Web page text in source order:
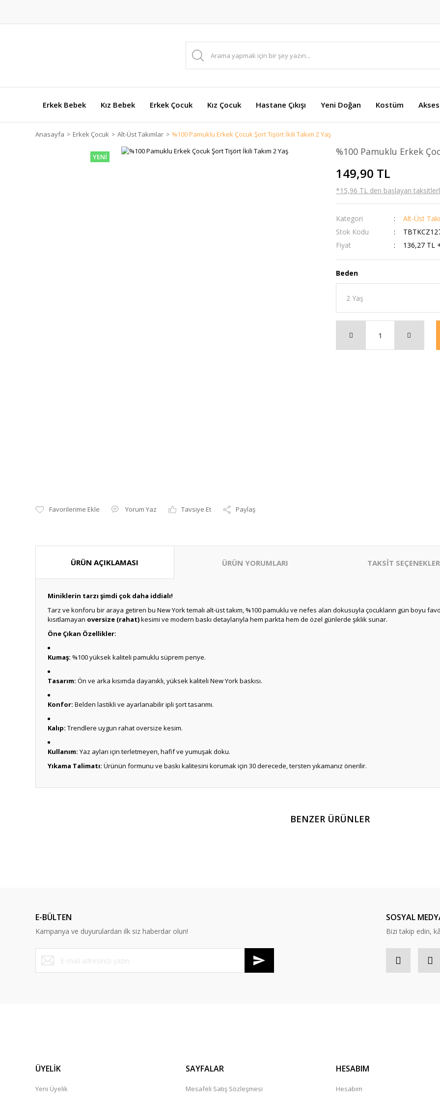
Erkek Bebek Kız Bebek Erkek Çocuk Kız Çocuk Hastane Çıkışı Yeni Doğan Kostüm
Anasayfa Erkek Çocuk Alt-Üst Takımlar %100 Pamuklu Erkek Çocuk Şort Tişört İkili Takım 2 Yaş
YENİ
Yorum Yaz Tavsiye Et Paylaş
%100 Pamuklu Erkek
149,90 TL
*15,96 TL den başlayan
Kategori
Alt-Üst
Stok Kodu
Fiyat
136,27 TL
Beden
ÜRÜN AÇIKLAMASI ÜRÜN YORUMLARI TAKSİT
Miniklerin tarzı şimdi çok daha iddialı!
Tarz ve konforu bir araya getiren bu New York temalı alt-üst takım, %100 pamuklu ve nefes alan dokusuyla çocukların gün boyu
kısıtlamayan oversize (rahat)kesimi ve modern baskı detaylarıyla hem parkta hem de özel günlerde şıklık sunar.
Öne Çıkan Özellikler:
Kumaş: %100 yüksek kaliteli pamuklu süprem penye.
Tasarım: Ön ve arka kısımda dayanıklı, yüksek kaliteli New York baskısı.
Konfor: Belden lastikli ve ayarlanabilir ipli şort tasarımı.
Kalıp: Trendlere uygun rahat oversize kesim.
Kullanım: Yaz ayları için terletmeyen, hafif ve yumuşak doku.
Yıkama Talimatı: Ürünün formunu ve baskı kalitesini korumak için 30 derecede, tersten yıkamanız önerilir.
Bu ürüne ilk yorumu siz yapın!
BENZER ÜRÜNLER
E-BÜLTEN
Kampanya ve duyurulardan ilk siz haberdar olun!
SOSYAL
Bizi takip edin,
ÜYELİK
Yeni Üyelik
SAYFALAR
Mesafeli Satış Sözleşmesi
HESABIM
Hesabım